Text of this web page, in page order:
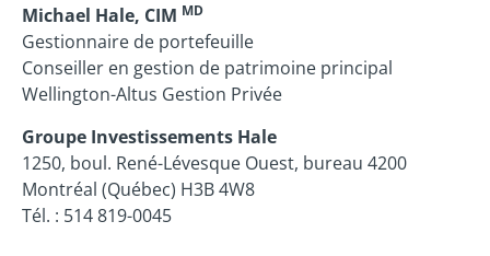
Michael Hale, CIM MD
Gestionnaire de portefeuille
Conseiller en gestion de patrimoine principal
Wellington-Altus Gestion Privée
Groupe Investissements Hale
1250, boul. René-Lévesque Ouest, bureau 4200
Montréal (Québec) H3B 4W8
Tél. : 514 819-0045